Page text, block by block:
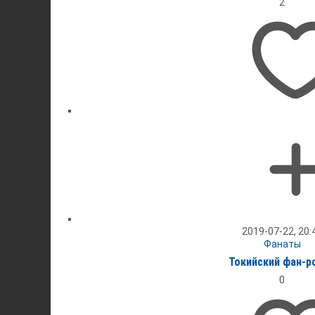
2019-07-22,
Фанаты
Токийский фан-
0